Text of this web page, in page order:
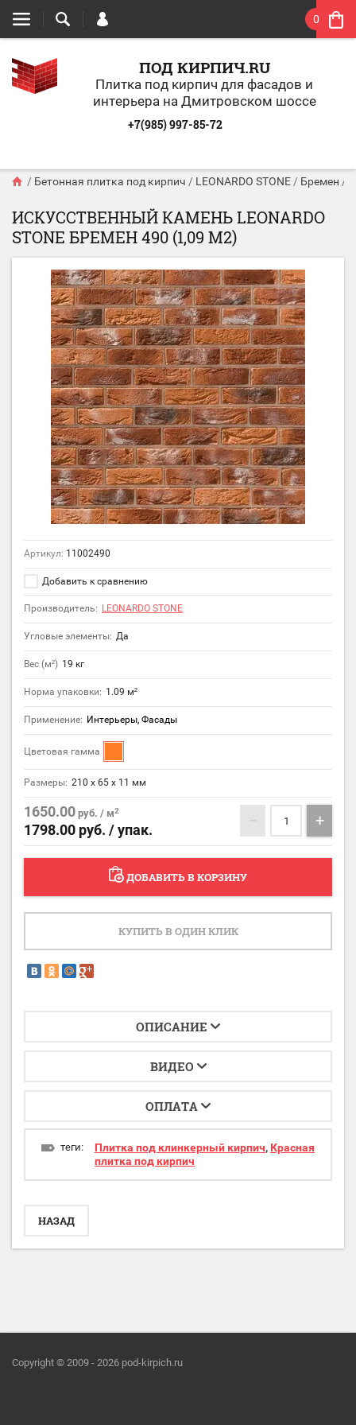
0
ПОД КИРПИЧ.RU
Плитка под кирпич для фасадов и
интерьера на Дмитровском шоссе
+7(985) 997-85-72
/ Бетонная плитка под кирпич / LEONARDO STONE / Бремен /
ИСКУССТВЕННЫЙ КАМЕНЬ LEONARDO
STONE БРЕМЕН 490 (1,09 М2)
Артикул: 11002490
Добавить к сравнению
Производитель: LEONARDO STONE
Угловые элементы: Да
Вес (м²) 19 кг
Норма упаковки: 1.09 м²
Применение: Интерьеры, Фасады
Цветовая гамма
Размеры: 210 х 65 х 11 мм
1650.00 руб. / м2
1798.00 руб. / упак. − +
ДОБАВИТЬ В КОРЗИНУ
КУПИТЬ В ОДИН КЛИК
ОПИСАНИЕ
ВИДЕО
ОПЛАТА
теги: Плитка под клинкерный кирпич, Красная
плитка под кирпич
НАЗАД
Copyright © 2009 - 2026 pod-kirpich.ru